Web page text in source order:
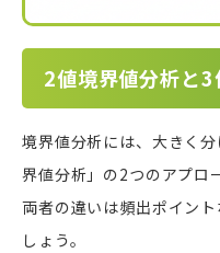
2値境界値分析と
境界値分析には、大きく
界値分析」の2つのアプロ
両者の違いは頻出ポイン
しょう。